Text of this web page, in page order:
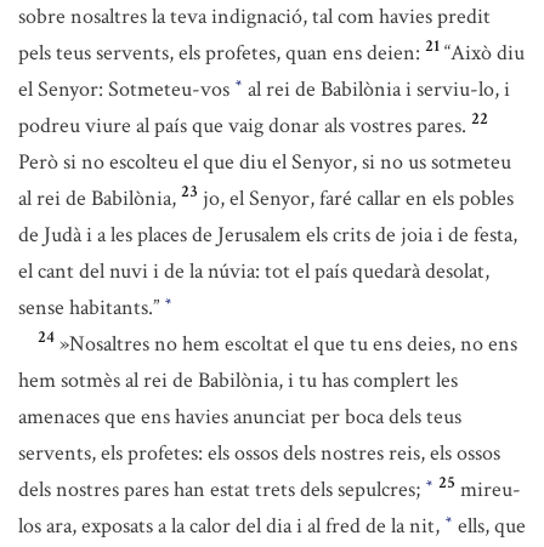
sobre nosaltres la teva indignació, tal com havies predit
pels teus servents, els profetes, quan ens deien: 21 “Això diu
el Senyor: Sotmeteu-vos * al rei de Babilònia i serviu-lo, i
podreu viure al país que vaig donar als vostres pares. 22
Però si no escolteu el que diu el Senyor, si no us sotmeteu
al rei de Babilònia, 23 jo, el Senyor, faré callar en els pobles
de Judà i a les places de Jerusalem els crits de joia i de festa,
el cant del nuvi i de la núvia: tot el país quedarà desolat,
sense habitants.” *
24 »Nosaltres no hem escoltat el que tu ens deies, no ens
hem sotmès al rei de Babilònia, i tu has complert les
amenaces que ens havies anunciat per boca dels teus
servents, els profetes: els ossos dels nostres reis, els ossos
dels nostres pares han estat trets dels sepulcres; * 25 mireu-
los ara, exposats a la calor del dia i al fred de la nit, * ells, que